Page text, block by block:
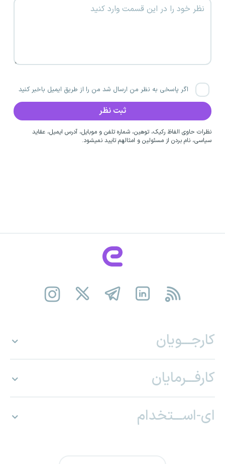
اگر پاسخی به نظر من ارسال شد من را از طریق ایمیل باخبر کنید
نظرات حاوی الفاظ رکیک، توهین، شماره تلفن و موبایل، آدرس ایمیل، عقاید
سیاسی، نام بردن از مسئولین و امثالهم تایید نمیشود.
کارجـــویان
کارفـــرمایان
ای-اســـتخدام